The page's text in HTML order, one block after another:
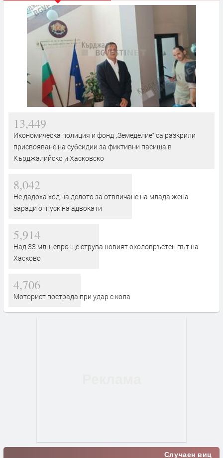
13,449
Икономическа полиция и фонд „Земеделие“ са разкрили
присвояване на субсидии за фиктивни пасища в
Кърджалийско и Хасковско
8,042
Не дадоха ход на делото за отвличане на млада жена
заради отпуск на адвокати
5,914
Над 33 млн. евро ще струва новият околовръстен път на
Хасково
4,706
Моторист пострада при удар с кола
Случаен виц